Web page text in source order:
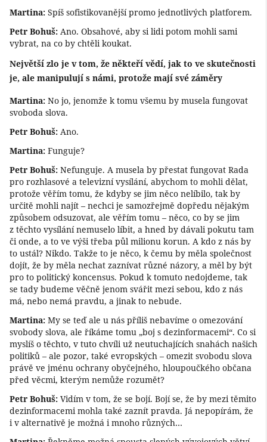
Martina: Spíš sofistikovanější promo jednotlivých platforem.
Petr Bohuš: Ano. Obsahové, aby si lidi potom mohli sami
vybrat, na co by chtěli koukat.
Největší zlo je v tom, že někteří vědí, jak to ve skutečnosti
je, ale manipulují s námi, protože mají své záměry
Martina: No jo, jenomže k tomu všemu by musela fungovat
svoboda slova.
Petr Bohuš: Ano.
Martina: Funguje?
Petr Bohuš: Nefunguje. A musela by přestat fungovat Rada
pro rozhlasové a televizní vysílání, abychom to mohli dělat,
protože věřím tomu, že kdyby se jim něco nelíbilo, tak by
určitě mohli najít – nechci je samozřejmě dopředu nějakým
způsobem odsuzovat, ale věřím tomu – něco, co by se jim
z těchto vysílání nemuselo líbit, a hned by dávali pokutu tam
či onde, a to ve výši třeba půl milionu korun. A kdo z nás by
to ustál? Nikdo. Takže to je něco, k čemu by měla společnost
dojít, že by měla nechat zaznívat různé názory, a měl by být
pro to politický koncensus. Pokud k tomuto nedojdeme, tak
se tady budeme věčně jenom svářit mezi sebou, kdo z nás
má, nebo nemá pravdu, a jinak to nebude.
Martina: My se teď ale u nás příliš nebavíme o omezování
svobody slova, ale říkáme tomu „boj s dezinformacemi“. Co si
myslíš o těchto, v tuto chvíli už neutuchajících snahách našich
politiků – ale pozor, také evropských – omezit svobodu slova
právě ve jménu ochrany obyčejného, hloupoučkého občana
před věcmi, kterým nemůže rozumět?
Petr Bohuš: Vidím v tom, že se bojí. Bojí se, že by mezi těmito
dezinformacemi mohla také zaznít pravda. Já nepopírám, že
i v alternativě je možná i mnoho různých…